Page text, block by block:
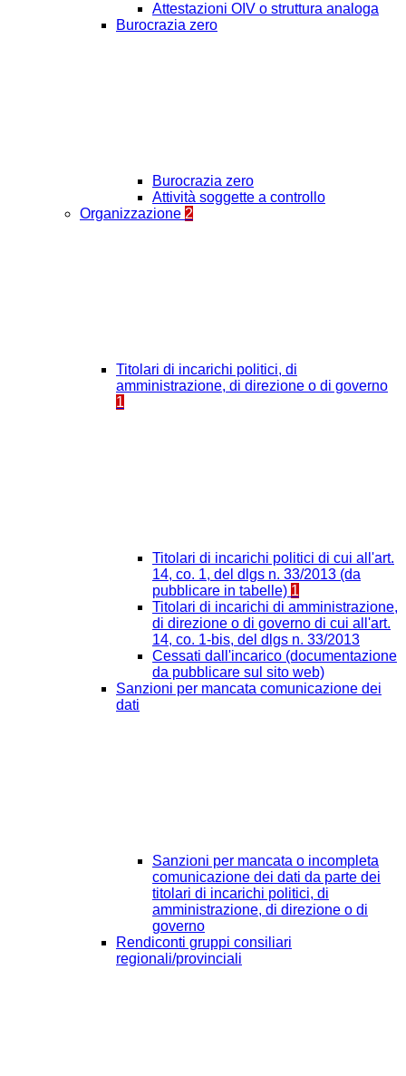
Attestazioni OIV o struttura analoga
Burocrazia zero
Burocrazia zero
Attività soggette a controllo
Organizzazione 2
Titolari di incarichi politici, di
amministrazione, di direzione o di governo
1
Titolari di incarichi politici di cui all'art.
14, co. 1, del dlgs n. 33/2013 (da
pubblicare in tabelle) 1
Titolari di incarichi di amministrazione,
di direzione o di governo di cui all'art.
14, co. 1-bis, del dlgs n. 33/2013
Cessati dall'incarico (documentazione
da pubblicare sul sito web)
Sanzioni per mancata comunicazione dei
dati
Sanzioni per mancata o incompleta
comunicazione dei dati da parte dei
titolari di incarichi politici, di
amministrazione, di direzione o di
governo
Rendiconti gruppi consiliari
regionali/provinciali